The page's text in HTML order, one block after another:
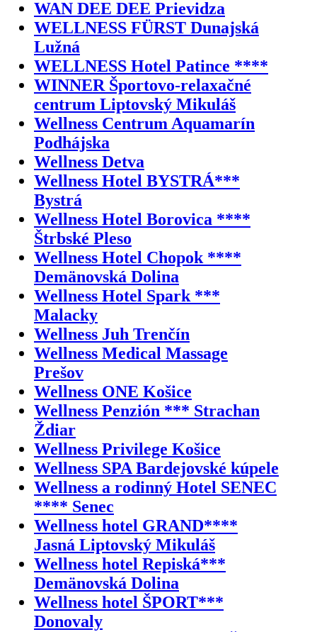
WAN DEE DEE Prievidza
WELLNESS FÜRST Dunajská
Lužná
WELLNESS Hotel Patince ****
WINNER Športovo-relaxačné
centrum Liptovský Mikuláš
Wellness Centrum Aquamarín
Podhájska
Wellness Detva
Wellness Hotel BYSTRÁ***
Bystrá
Wellness Hotel Borovica ****
Štrbské Pleso
Wellness Hotel Chopok ****
Demänovská Dolina
Wellness Hotel Spark ***
Malacky
Wellness Juh Trenčín
Wellness Medical Massage
Prešov
Wellness ONE Košice
Wellness Penzión *** Strachan
Ždiar
Wellness Privilege Košice
Wellness SPA Bardejovské kúpele
Wellness a rodinný Hotel SENEC
**** Senec
Wellness hotel GRAND****
Jasná Liptovský Mikuláš
Wellness hotel Repiská***
Demänovská Dolina
Wellness hotel ŠPORT***
Donovaly